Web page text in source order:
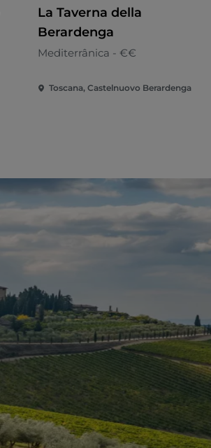
La Taverna della
Berardenga
Mediterrânica - €€
Toscana, Castelnuovo Berardenga